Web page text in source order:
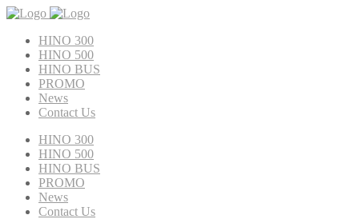
HINO 300
HINO 500
HINO BUS
PROMO
News
Contact Us
HINO 300
HINO 500
HINO BUS
PROMO
News
Contact Us